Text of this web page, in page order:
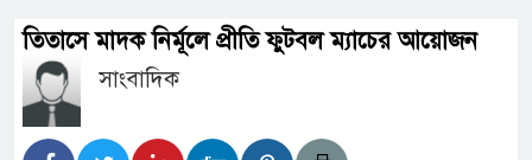
ব্যবসায়িক অগ্রযাত্রায় নতুন অধ্যায়
স্থিতিশীল সরকার,প্রবাসীদের বিনিয়োগের এখনই
তিতাসে মাদক নির্মূলে প্রীতি ফুটবল ম্যাচের আয়োজন
সাংবাদিক